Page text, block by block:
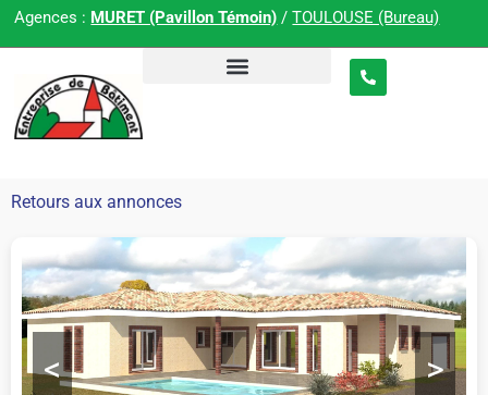
Agences : MURET (Pavillon Témoin) /TOULOUSE (Bureau)
Retours aux annonces
< >